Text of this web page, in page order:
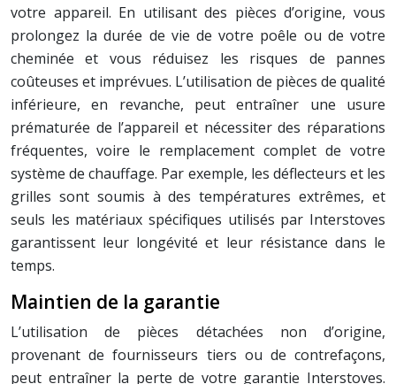
votre appareil. En utilisant des pièces d’origine, vous
prolongez la durée de vie de votre poêle ou de votre
cheminée et vous réduisez les risques de pannes
coûteuses et imprévues. L’utilisation de pièces de qualité
inférieure, en revanche, peut entraîner une usure
prématurée de l’appareil et nécessiter des réparations
fréquentes, voire le remplacement complet de votre
système de chauffage. Par exemple, les déflecteurs et les
grilles sont soumis à des températures extrêmes, et
seuls les matériaux spécifiques utilisés par Interstoves
garantissent leur longévité et leur résistance dans le
temps.
Maintien de la garantie
L’utilisation de pièces détachées non d’origine,
provenant de fournisseurs tiers ou de contrefaçons,
peut entraîner la perte de votre garantie Interstoves.